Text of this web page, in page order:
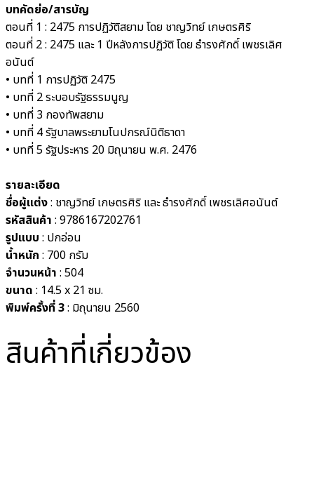
บทคัดย่อ/สารบัญ
ตอนที่ 1 : 2475 การปฏิวัติสยาม โดย ชาญวิทย์ เกษตรศิริ
ตอนที่ 2 : 2475 และ 1 ปีหลังการปฏิวัติ โดย ธำรงศักดิ์ เพชรเลิศ
อนันต์
• บทที่ 1 การปฏิวัติ 2475
• บทที่ 2 ระบอบรัฐธรรมนูญ
• บทที่ 3 กองทัพสยาม
• บทที่ 4 รัฐบาลพระยามโนปกรณ์นิติธาดา
• บทที่ 5 รัฐประหาร 20 มิถุนายน พ.ศ. 2476
รายละเอียด
ชื่อผู้แต่ง: ชาญวิทย์ เกษตรศิริ และ ธำรงศักดิ์ เพชรเลิศอนันต์
รหัสสินค้า : 9786167202761
รูปแบบ : ปกอ่อน
น้ำหนัก : 700 กรัม
จำนวนหน้า : 504
ขนาด : 14.5 x 21 ซม.
พิมพ์ครั้งที่ 3: มิถุนายน 2560
สินค้าที่เกี่ยวข้อง